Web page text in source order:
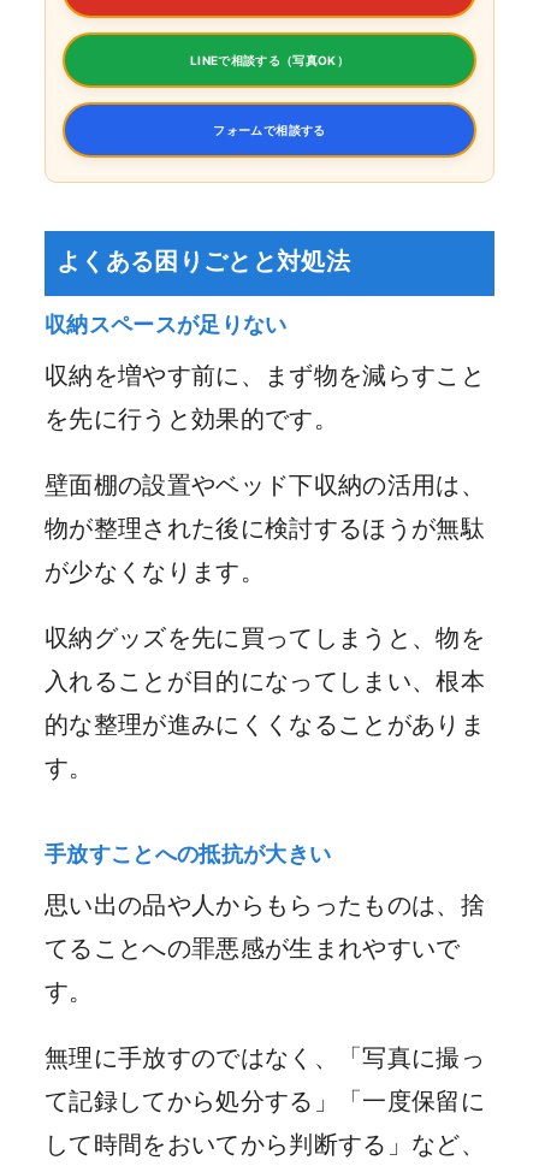
LINEで相談する（写真OK）
フォームで相談する
よくある困りごとと対処法
収納スペースが足りない
収納を増やす前に、まず物を減らすこと
を先に行うと効果的です。
壁面棚の設置やベッド下収納の活用は、
物が整理された後に検討するほうが無駄
が少なくなります。
収納グッズを先に買ってしまうと、物を
入れることが目的になってしまい、根本
的な整理が進みにくくなることがありま
す。
手放すことへの抵抗が大きい
思い出の品や人からもらったものは、捨
てることへの罪悪感が生まれやすいで
す。
無理に手放すのではなく、「写真に撮っ
て記録してから処分する」「一度保留に
して時間をおいてから判断する」など、